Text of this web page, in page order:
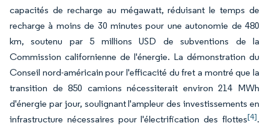
capacités de recharge au mégawatt, réduisant le temps de
recharge à moins de 30 minutes pour une autonomie de 480
km, soutenu par 5 millions USD de subventions de la
Commission californienne de l'énergie. La démonstration du
Conseil nord-américain pour l'efficacité du fret a montré que la
transition de 850 camions nécessiterait environ 214 MWh
d'énergie par jour, soulignant l'ampleur des investissements en
infrastructure nécessaires pour l'électrification des flottes[4].